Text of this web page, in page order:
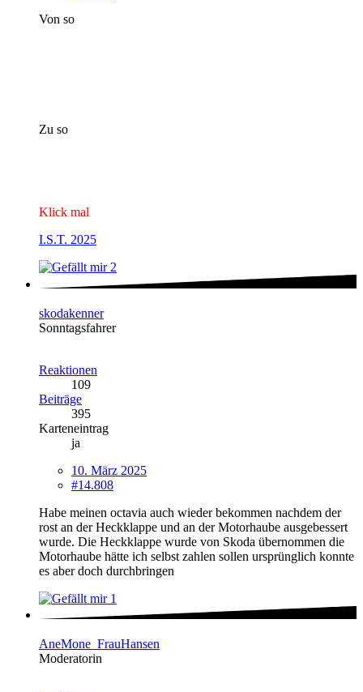
Von so
Zu so
Klick mal
I.S.T. 2025
2
skodakenner
Sonntagsfahrer
Reaktionen
109
Beiträge
395
Karteneintrag
ja
10. März 2025
#14.808
Habe meinen octavia auch wieder bekommen nachdem der
rost an der Heckklappe und an der Motorhaube ausgebessert
wurde. Die Heckklappe wurde von Skoda übernommen die
Motorhaube hätte ich selbst zahlen sollen ursprünglich konnte
es aber doch durchbringen
1
AneMone_FrauHansen
Moderatorin